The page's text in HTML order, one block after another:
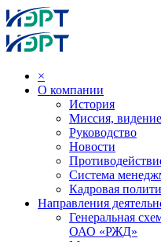
×
О компании
История
Миссия,
Руководство
Новости
Система
Кадровая
Направления
Генеральная
ОАО «РЖД»